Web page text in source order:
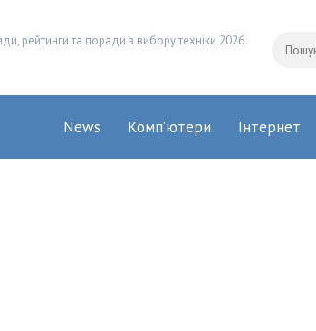
рейтинги та поради з вибору техніки 2026
News Комп’ютери Інтернет